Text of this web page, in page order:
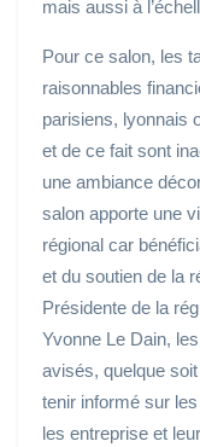
mais aussi à
Pour ce salon, les
raisonnables
parisiens, lyonnais
et de ce fait sont
une ambiance
salon apporte une
régional car
et du soutien de la
Présidente de la
Yvonne Le Dain,
avisés, quelque
tenir informé sur
les entreprise et